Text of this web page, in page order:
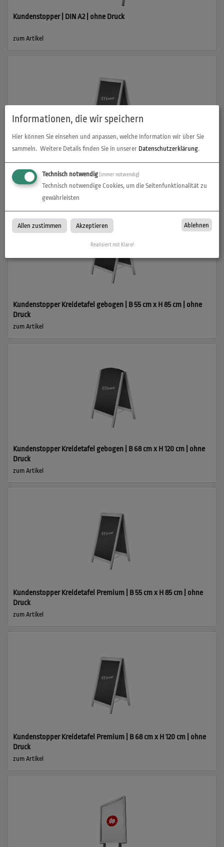
Kundenstopper | DIN A2 | ohne Druck
zum Artikel
Kundenstopper Kreidetafel | B 55 cm x H 85 cm | ohne Druck
zum Artikel
Kundenstopper Kreidetafel gebogen | B 55 cm x H 85 cm | ohne
Druck
zum Artikel
Kundenstopper Kreidetafel gebogen | B 68 cm x H 120 cm | ohne
Druck
zum Artikel
Kundenstopper Kreidetafel Premium | B 55 cm x H 85 cm | ohne
Druck
zum Artikel
Kundenstopper Kreidetafel Premium | B 68 cm x H 120 cm | ohne
Druck
zum Artikel
Informationen, die wir speichern
Hier können Sie einsehen und anpassen, welche Information wir über Sie
sammeln. Weitere Details finden Sie in unserer Datenschutzerklärung.
Technisch notwendig (immer notwendig)
Technisch notwendige Cookies, um die Seitenfunktionalität zu
gewährleisten
Allen zustimmen Akzeptieren Ablehnen
Realisiert mit Klaro!